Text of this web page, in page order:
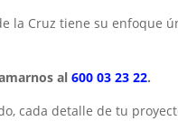
la Cruz tiene su enfoque
al 600 03 23 22.
cada detalle de tu